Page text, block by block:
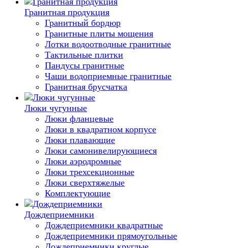
Гранитная продукция
Гранитный бордюр
Гранитные плиты мощения
Лотки водоотводные гранитные
Тактильные плитки
Пандусы гранитные
Чаши водоприемные гранитные
Гранитная брусчатка
Люки чугунные
Люки фланцевые
Люки в квадратном корпусе
Люки плавающие
Люки самонивелирующиеся
Люки аэродромные
Люки трехсекционные
Люки сверхтяжелые
Комплектующие
Дождеприемники
Дождеприемники квадратные
Дождеприемники прямоугольные